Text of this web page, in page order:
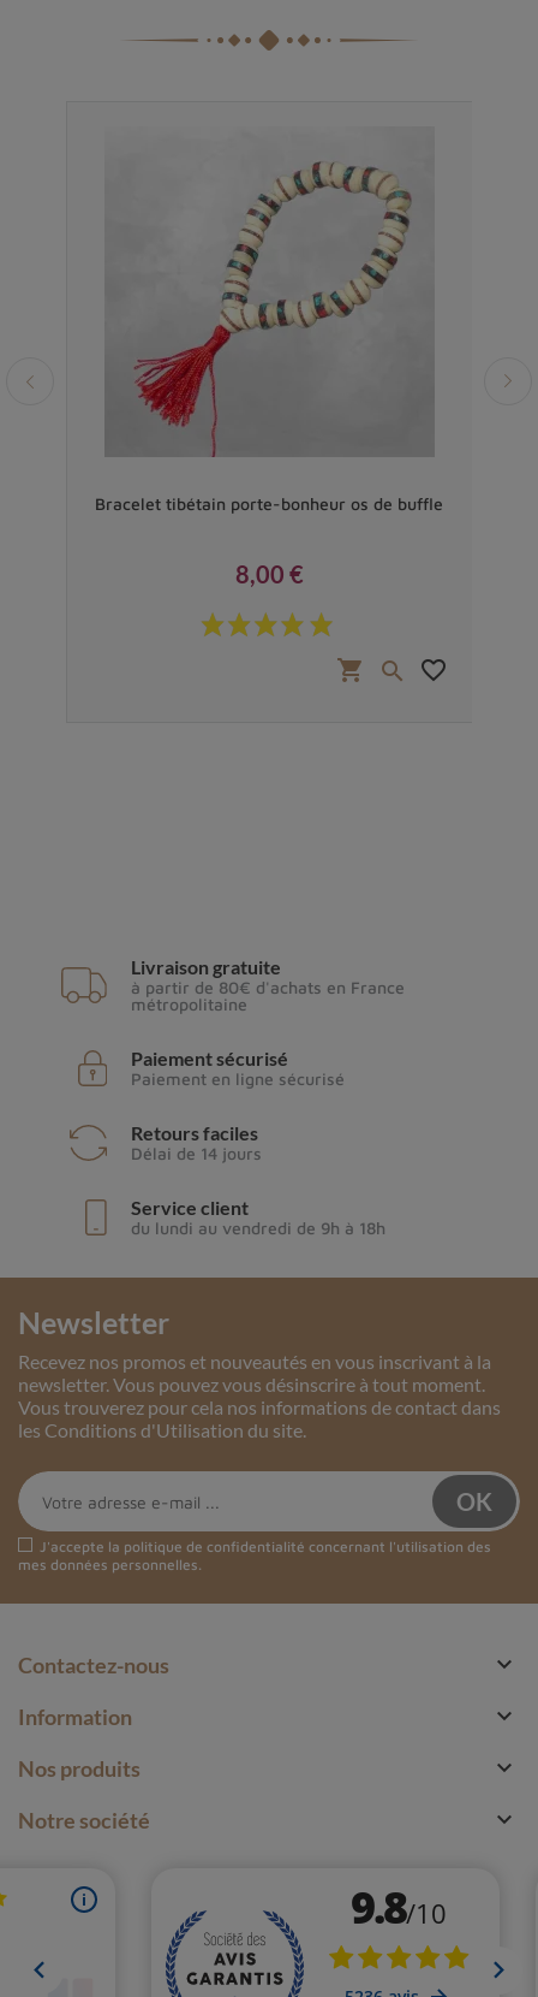
Bracelet tibétain porte-bonheur os de buffle
Prix
8,00 €
shopping_cart  favorite_border
Livraison gratuite
à partir de 80€ d'achats en France
métropolitaine
Paiement sécurisé
Paiement en ligne sécurisé
Retours faciles
Délai de 14 jours
Service client
du lundi au vendredi de 9h à 18h
Newsletter
Recevez nos promos et nouveautés en vous inscrivant à la
newsletter. Vous pouvez vous désinscrire à tout moment.
Vous trouverez pour cela nos informations de contact dans
les Conditions d'Utilisation du site.
J'accepte la politique de confidentialité concernant l'utilisation des
mes données personnelles.
Contactez-nous 
Information 
Nos produits 
Notre société 